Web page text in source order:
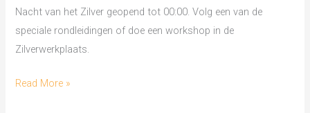
Nacht van het Zilver geopend tot 00:00. Volg een van de
speciale rondleidingen of doe een workshop in de
Zilverwerkplaats.
Read More »